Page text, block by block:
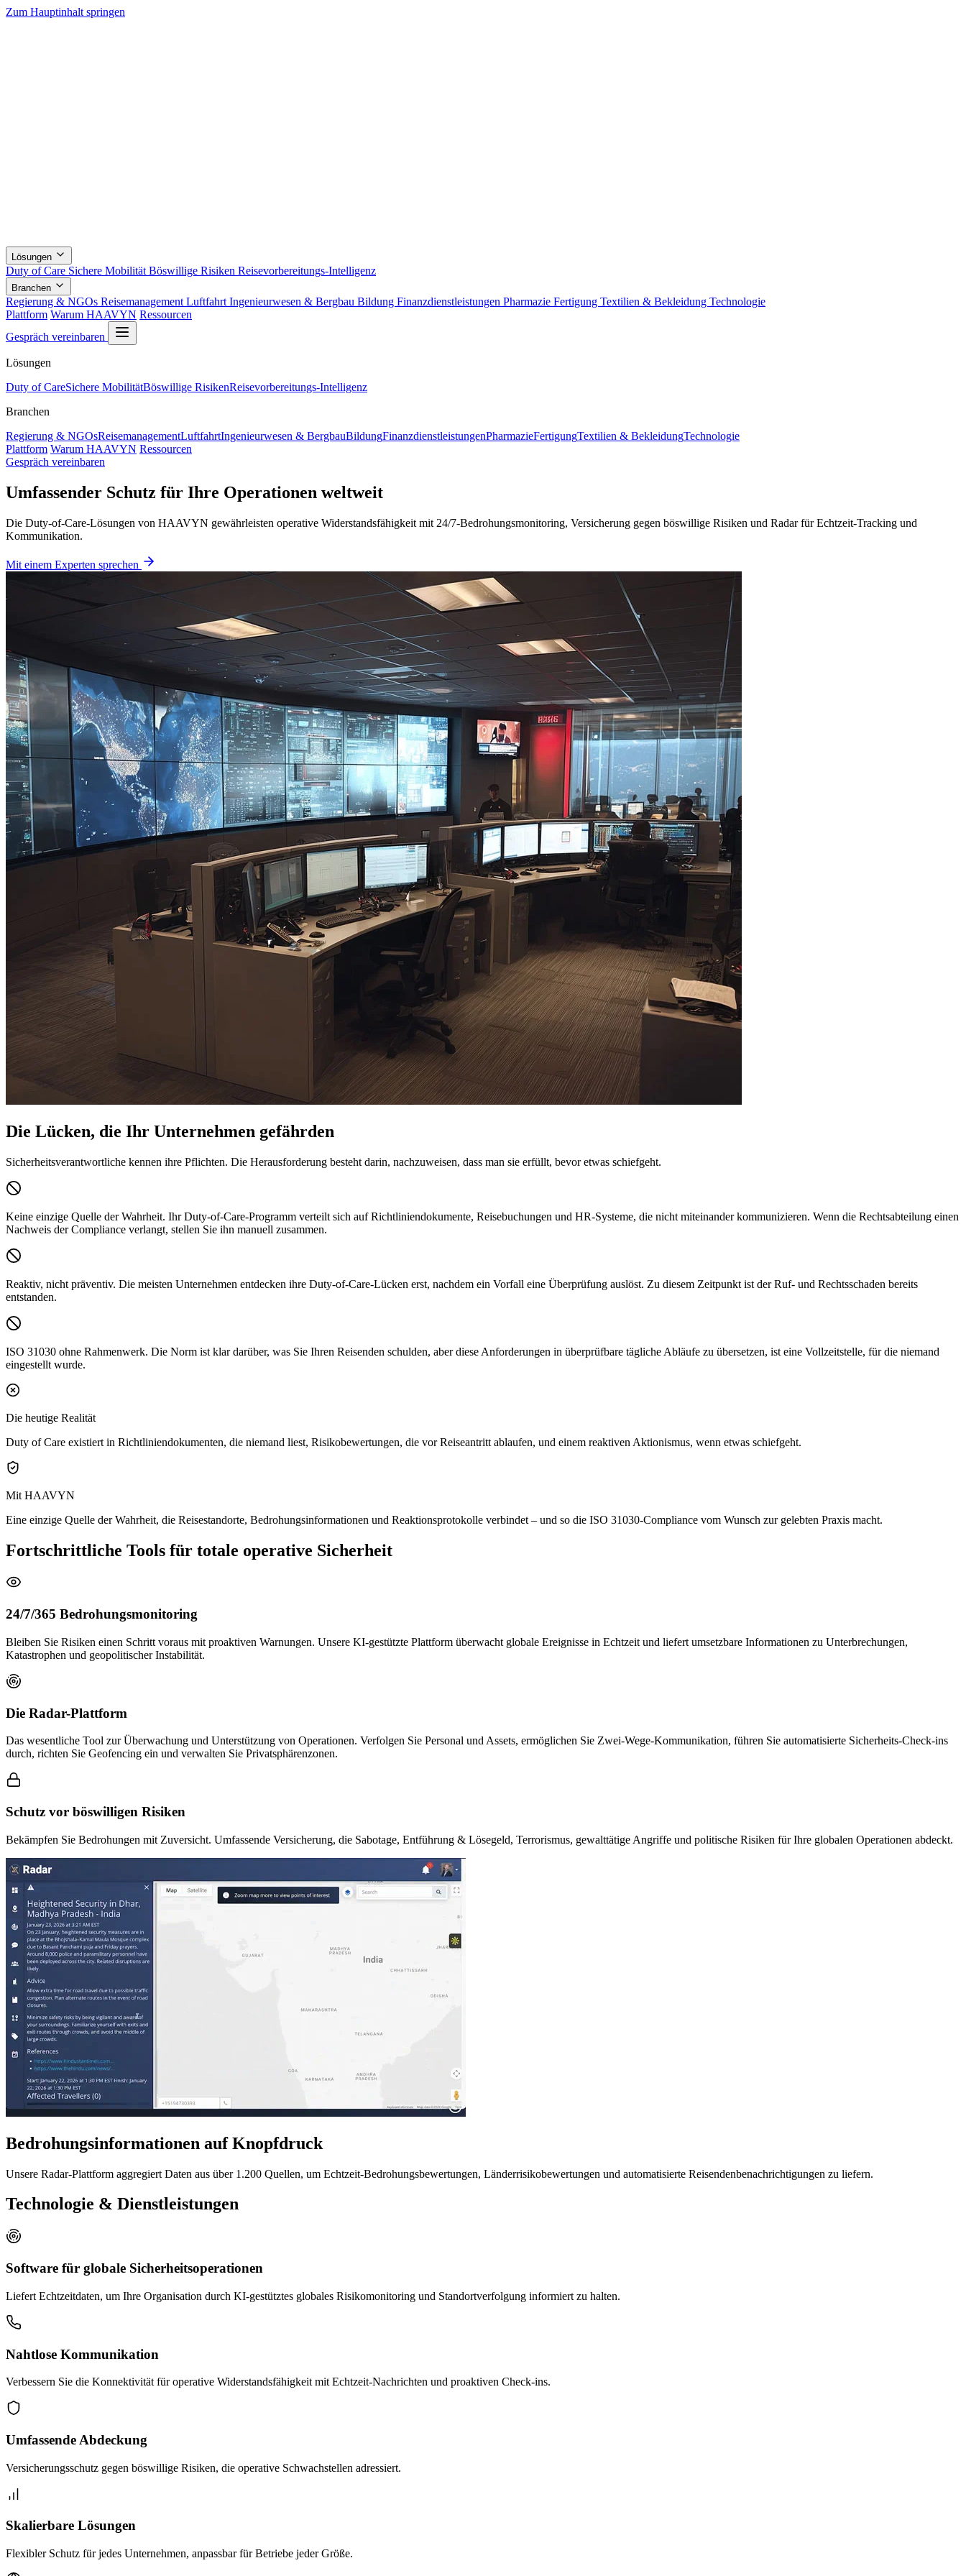
Zum Hauptinhalt springen
Lösungen
Duty of Care Sichere Mobilität Böswillige Risiken Reisevorbereitungs-Intelligenz
Branchen
Regierung & NGOs Reisemanagement Luftfahrt Ingenieurwesen & Bergbau Bildung Finanzdienstleistungen Pharmazie Fertigung Textilien & Bekleidung Technologie
Plattform Warum HAAVYN Ressourcen
Gespräch vereinbaren
Lösungen
Duty of CareSichere MobilitätBöswillige RisikenReisevorbereitungs-Intelligenz
Branchen
Regierung & NGOsReisemanagementLuftfahrtIngenieurwesen & BergbauBildungFinanzdienstleistungenPharmazieFertigungTextilien & BekleidungTechnologie
Plattform Warum HAAVYN Ressourcen
Gespräch vereinbaren
Umfassender Schutz für Ihre Operationen weltweit
Die Duty-of-Care-Lösungen von HAAVYN gewährleisten operative Widerstandsfähigkeit mit 24/7-Bedrohungsmonitoring, Versicherung gegen böswillige Risiken und Radar für Echtzeit-Tracking und
Kommunikation.
Mit einem Experten sprechen
Die Lücken, die Ihr Unternehmen gefährden
Sicherheitsverantwortliche kennen ihre Pflichten. Die Herausforderung besteht darin, nachzuweisen, dass man sie erfüllt, bevor etwas schiefgeht.
Keine einzige Quelle der Wahrheit. Ihr Duty-of-Care-Programm verteilt sich auf Richtliniendokumente, Reisebuchungen und HR-Systeme, die nicht miteinander kommunizieren. Wenn die Rechtsabteilung einen
Nachweis der Compliance verlangt, stellen Sie ihn manuell zusammen.
Reaktiv, nicht präventiv. Die meisten Unternehmen entdecken ihre Duty-of-Care-Lücken erst, nachdem ein Vorfall eine Überprüfung auslöst. Zu diesem Zeitpunkt ist der Ruf- und Rechtsschaden bereits
entstanden.
ISO 31030 ohne Rahmenwerk. Die Norm ist klar darüber, was Sie Ihren Reisenden schulden, aber diese Anforderungen in überprüfbare tägliche Abläufe zu übersetzen, ist eine Vollzeitstelle, für die niemand
eingestellt wurde.
Die heutige Realität
Duty of Care existiert in Richtliniendokumenten, die niemand liest, Risikobewertungen, die vor Reiseantritt ablaufen, und einem reaktiven Aktionismus, wenn etwas schiefgeht.
Mit HAAVYN
Eine einzige Quelle der Wahrheit, die Reisestandorte, Bedrohungsinformationen und Reaktionsprotokolle verbindet – und so die ISO 31030-Compliance vom Wunsch zur gelebten Praxis macht.
Fortschrittliche Tools für totale operative Sicherheit
24/7/365 Bedrohungsmonitoring
Bleiben Sie Risiken einen Schritt voraus mit proaktiven Warnungen. Unsere KI-gestützte Plattform überwacht globale Ereignisse in Echtzeit und liefert umsetzbare Informationen zu Unterbrechungen,
Katastrophen und geopolitischer Instabilität.
Die Radar-Plattform
Das wesentliche Tool zur Überwachung und Unterstützung von Operationen. Verfolgen Sie Personal und Assets, ermöglichen Sie Zwei-Wege-Kommunikation, führen Sie automatisierte Sicherheits-Check-ins
durch, richten Sie Geofencing ein und verwalten Sie Privatsphärenzonen.
Schutz vor böswilligen Risiken
Bekämpfen Sie Bedrohungen mit Zuversicht. Umfassende Versicherung, die Sabotage, Entführung & Lösegeld, Terrorismus, gewalttätige Angriffe und politische Risiken für Ihre globalen Operationen abdeckt.
Bedrohungsinformationen auf Knopfdruck
Unsere Radar-Plattform aggregiert Daten aus über 1.200 Quellen, um Echtzeit-Bedrohungsbewertungen, Länderrisikobewertungen und automatisierte Reisendenbenachrichtigungen zu liefern.
Technologie & Dienstleistungen
Software für globale Sicherheitsoperationen
Liefert Echtzeitdaten, um Ihre Organisation durch KI-gestütztes globales Risikomonitoring und Standortverfolgung informiert zu halten.
Nahtlose Kommunikation
Verbessern Sie die Konnektivität für operative Widerstandsfähigkeit mit Echtzeit-Nachrichten und proaktiven Check-ins.
Umfassende Abdeckung
Versicherungsschutz gegen böswillige Risiken, die operative Schwachstellen adressiert.
Skalierbare Lösungen
Flexibler Schutz für jedes Unternehmen, anpassbar für Betriebe jeder Größe.